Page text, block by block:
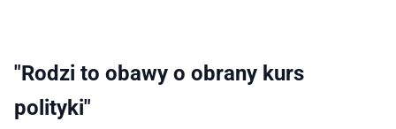
"Rodzi to obawy o obrany kurs
polityki"